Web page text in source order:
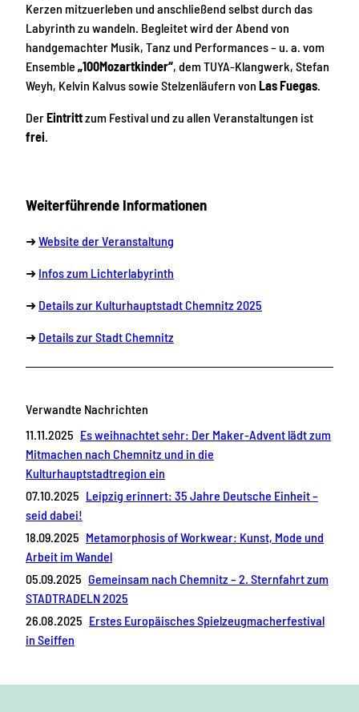
Kerzen mitzuerleben und anschließend selbst durch das
Labyrinth zu wandeln. Begleitet wird der Abend von
handgemachter Musik, Tanz und Performances – u. a. vom
Ensemble „100Mozartkinder“, dem TUYA-Klangwerk, Stefan
Weyh, Kelvin Kalvus sowie Stelzenläufern von Las Fuegas.
DerEintrittzum Festival und zu allen Veranstaltungen ist
frei.
Weiterführende Informationen
➜Website der Veranstaltung
➜ Infos zum Lichterlabyrinth
➜ Details zur Kulturhauptstadt Chemnitz 2025
➜ Details zur Stadt Chemnitz
Verwandte Nachrichten
11.11.2025 Es weihnachtet sehr: Der Maker-Advent lädt zum
Mitmachen nach Chemnitz und in die
Kulturhauptstadtregion ein
07.10.2025 Leipzig erinnert: 35 Jahre Deutsche Einheit –
seid dabei!
18.09.2025 Metamorphosis of Workwear: Kunst, Mode und
Arbeit im Wandel
05.09.2025 Gemeinsam nach Chemnitz – 2. Sternfahrt zum
STADTRADELN 2025
26.08.2025 Erstes Europäisches Spielzeugmacherfestival
in Seiffen